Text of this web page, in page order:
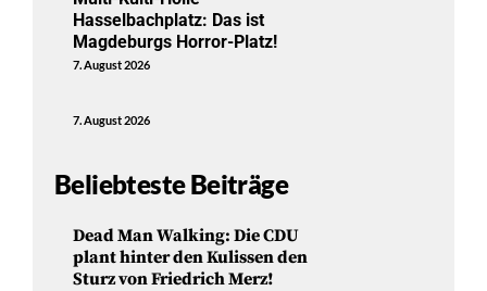
Hasselbachplatz: Das ist
Magdeburgs Horror-Platz!
7. August 2026
7. August 2026
Beliebteste Beiträge
Dead Man Walking: Die CDU
plant hinter den Kulissen den
Sturz von Friedrich Merz!